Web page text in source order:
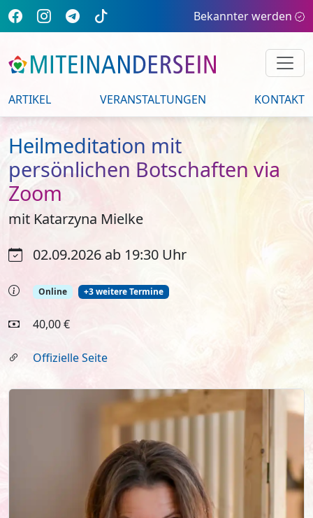
Bekannter werden
ARTIKEL VERANSTALTUNGEN KONTAKT
Heilmeditation mit
persönlichen Botschaften via
Zoom
mit Katarzyna Mielke
02.09.2026 ab 19:30 Uhr
Online +3 weitere Termine
40,00 €
Offizielle Seite